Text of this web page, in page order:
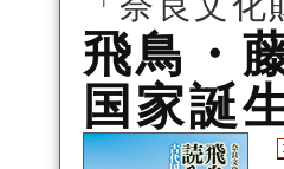
飛鳥・
国家誕